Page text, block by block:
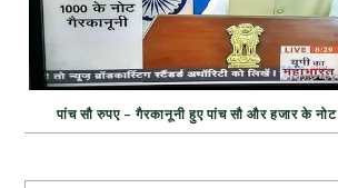
पांच सौ रुपए – गैरकानूनी हुए पांच सौ और हजार के नोट